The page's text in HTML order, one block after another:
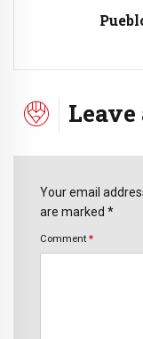
Leave
Your email
are marked *
Comment *